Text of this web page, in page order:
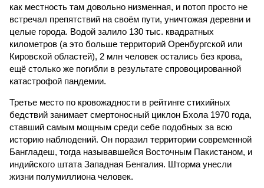
как местность там довольно низменная, и потоп просто не
встречал препятствий на своём пути, уничтожая деревни и
целые города. Водой залило 130 тыс. квадратных
километров (а это больше территорий Оренбургской или
Кировской областей), 2 млн человек остались без крова,
ещё столько же погибли в результате спровоцированной
катастрофой пандемии.
Третье место по кровожадности в рейтинге стихийных
бедствий занимает смертоносный циклон Бхола 1970 года,
ставший самым мощным среди себе подобных за всю
историю наблюдений. Он поразил территории современной
Бангладеш, тогда называвшейся Восточным Пакистаном, и
индийского штата Западная Бенгалия. Шторма унесли
жизни полумиллиона человек.